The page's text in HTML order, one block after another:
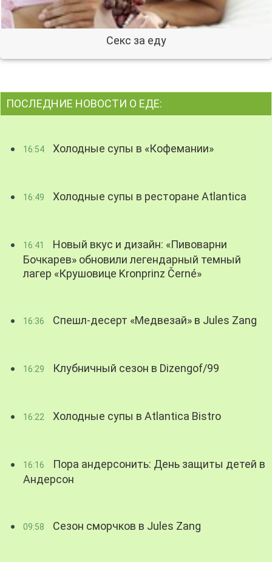
Секс за еду
ПОСЛЕДНИЕ НОВОСТИ О ЕДЕ:
16:54 Холодные супы в «Кофемании»
16:49 Холодные супы в ресторане Atlantica
16:41
Новый вкус и дизайн: «Пивоварни
Бочкарев» обновили легендарный темный
лагер «Крушовице Kronprinz Černé»
16:36 Спешл-десерт «Медвезай» в Jules Zang
16:29 Клубничный сезон в Dizengof/99
16:22 Холодные супы в Atlantica Bistro
16:16
Пора андерсонить: День защиты детей в
Андерсон
09:58 Сезон сморчков в Jules Zang